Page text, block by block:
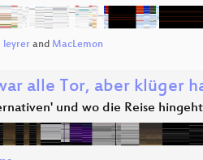
leyrer and MacLemon
alle Tor, aber klüger
und wo die Reise hingeht